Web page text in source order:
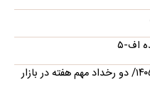
اف-۵
تحلیل قیمت طلا در هفته میانی مرداد ۱۴۰۵/ دو رخداد مهم هفته در بازار